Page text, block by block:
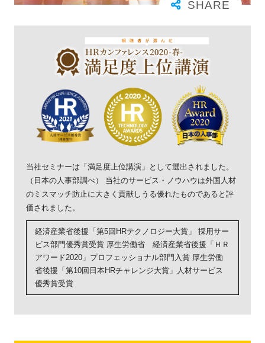
当社セミナーは「満足度上位講演」として選出されました。
（日本の人事部調べ） 当社のサービス・ノウハウは外国人材
のミスマッチ防止に大きく貢献しうる優れたものであると評
価されました。
経済産業省後援「第5回HRテクノロジー大賞」 採用サー
ビス部門優秀賞受賞 厚生労働省 経済産業省後援「ＨＲ
アワード2020」プロフェッショナル部門入賞 厚生労働
省後援「第10回日本HRチャレンジ大賞」人材サービス
優秀賞受賞